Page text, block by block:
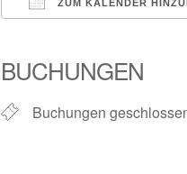
ZUM KALENDER
BUCHUNGEN
Buchungen